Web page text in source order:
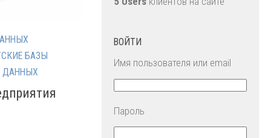
БАЗЫ
ДАННЫХ
ВОЙТИ
Имя пользователя или email
Пароль